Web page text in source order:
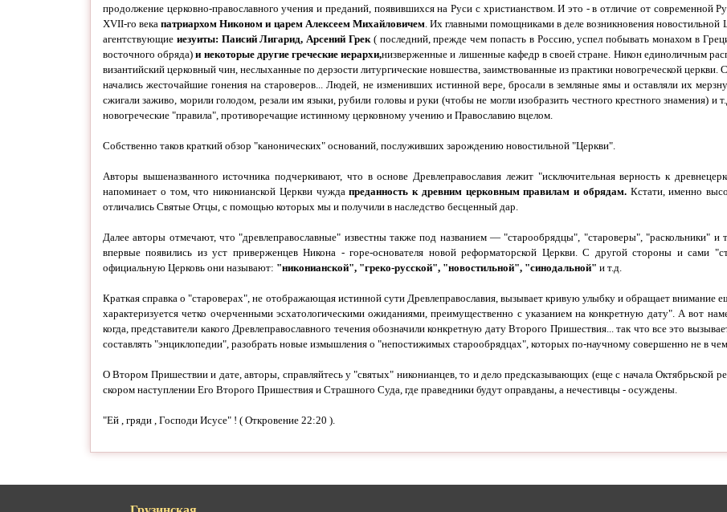
продолжение церковно-православного учения и преданий, появившихся на Руси с христианством. И это - в отличие от современной
XVII-го века патриархом Никоном и царем Алексеем Михайловичем. Их главными помощниками в деле возникновения новостильной
агентствующие иезуиты: Паисий Лигарид, Арсений Грек ( последний, прежде чем попасть в Россию, успел побывать монахом в
восточного обряда) и некоторые другие греческие иерархи,низверженные и лишенные кафедр в своей стране. Никон единоличным
византийский церковный чин, неслыханные по дерзости литургические новшества, заимствованные из практики новогреческой
начались жесточайшие гонения на староверов... Людей, не изменивших истинной вере, бросали в земляные ямы и оставляли их
сжигали заживо, морили голодом, резали им языки, рубили головы и руки (чтобы не могли изобразить честного крестного знамения)
новогреческие "правила", противоречащие истинному церковному учению и Православию вцелом.
Собственно таков краткий обзор "канонических" оснований, послуживших зарождению новостильной "Церкви".
Авторы вышеназванного источника подчеркивают, что в основе Древлеправославия лежит "исключительная верность к
напоминает о том, что никонианской Церкви чужда преданность к древним церковным правилам и обрядам. Кстати, именно
отличались Святые Отцы, с помощью которых мы и получили в наследство бесценный дар.
Далее авторы отмечают, что "древлеправославные" известны также под названием — "старообрядцы", "староверы", "раскольники"
впервые появились из уст приверженцев Никона - горе-основателя новой реформаторской Церкви. С другой стороны и сами
официальную Церковь они называют: "никонианской", "греко-русской", "новостильной", "синодальной" и т.д.
Краткая справка о "староверах", не отображающая истинной сути Древлеправославия, вызывает кривую улыбку и обращает внимание
характеризуется четко очерченными эсхатологическими ожиданиями, преимущественно с указанием на конкретную дату". А вот
когда, представители какого Древлеправославного течения обозначили конкретную дату Второго Пришествия... так что все это
составлять "энциклопедии", разобрать новые измышления о "непостижимых старообрядцах", которых по-научному совершенно не в
О Втором Пришествии и дате, авторы, справляйтесь у "святых" никонианцев, то и дело предсказывающих (еще с начала Октябрьской
скором наступлении Его Второго Пришествия и Страшного Суда, где праведники будут оправданы, а нечестивцы - осуждены.
"Ей , гряди , Господи Исусе" ! ( Откровение 22:20 ).